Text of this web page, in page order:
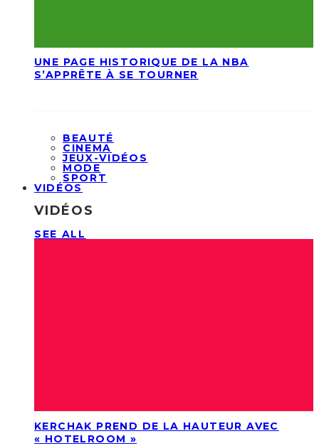
UNE PAGE HISTORIQUE DE LA NBA
S’APPRÊTE À SE TOURNER
BEAUTÉ
CINEMA
JEUX-VIDÉOS
MODE
SPORT
VIDÉOS
VIDÉOS
SEE ALL
KERCHAK PREND DE LA HAUTEUR AVEC
« HOTELROOM »